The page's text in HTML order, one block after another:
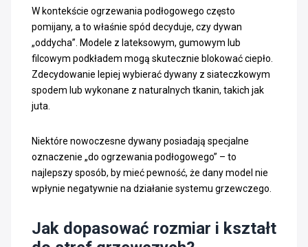
W kontekście ogrzewania podłogowego często
pomijany, a to właśnie spód decyduje, czy dywan
„oddycha”. Modele z lateksowym, gumowym lub
filcowym podkładem mogą skutecznie blokować ciepło.
Zdecydowanie lepiej wybierać dywany z siateczkowym
spodem lub wykonane z naturalnych tkanin, takich jak
juta.
Niektóre nowoczesne dywany posiadają specjalne
oznaczenie „do ogrzewania podłogowego” – to
najlepszy sposób, by mieć pewność, że dany model nie
wpłynie negatywnie na działanie systemu grzewczego.
Jak dopasować rozmiar i kształt